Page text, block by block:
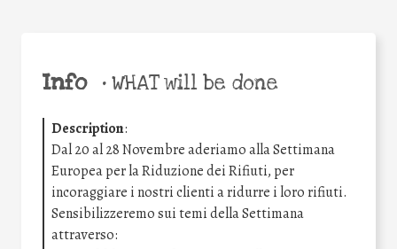
Info •WHAT will be done
Description:
Dal 20 al 28 Novembre aderiamo alla Settimana
Europea per la Riduzione dei Rifiuti, per
incoraggiare i nostri clienti a ridurre i loro rifiuti.
Sensibilizzeremo sui temi della Settimana
attraverso: